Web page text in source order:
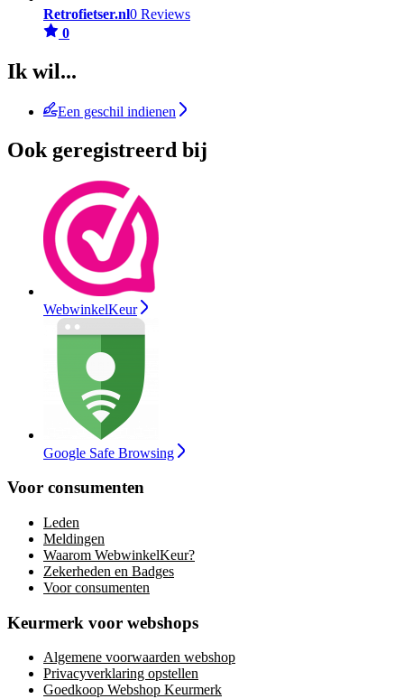
Retrofietser.nl0 Reviews
0
Ik wil...
Een geschil indienen
Ook geregistreerd bij
WebwinkelKeur
Google Safe Browsing
Voor consumenten
Leden
Meldingen
Waarom WebwinkelKeur?
Zekerheden en Badges
Voor consumenten
Keurmerk voor webshops
Algemene voorwaarden webshop
Privacyverklaring opstellen
Goedkoop Webshop Keurmerk